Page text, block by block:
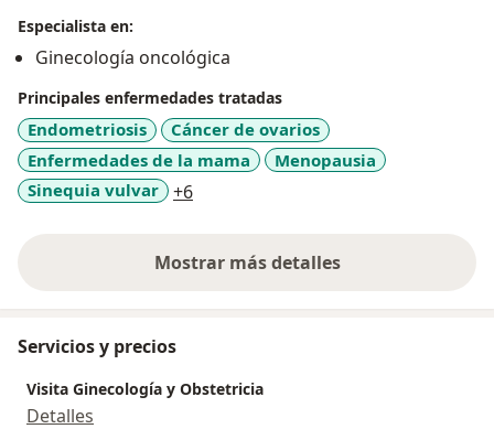
25 años como Ginecòlogo Obstetra y 15 años como
Ginecòlogo Oncòlogo.
Universidad: Universidad Nacional Mayor de San
Marcos.
ESPECIALIDADES LAS NOMBRADAS.
EXPERIENCIA: COLPOSCOPIAS.
Especialista en:
Ginecología oncológica
Principales enfermedades tratadas
Endometriosis
Cáncer de ovarios
Enfermedades de la mama
Menopausia
Sinequia vulvar
+6a11y_sr_more_diseases
Mostrar más detalles
sobre la experiencia
Servicios y precios
Visita Ginecología y Obstetricia
Detalles